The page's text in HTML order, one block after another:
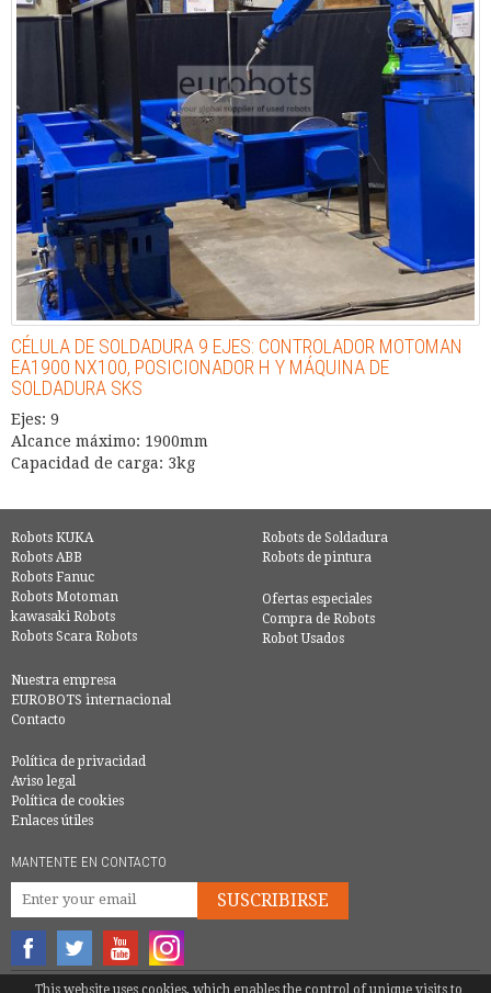
CÉLULA DE SOLDADURA 9 EJES: CONTROLADOR MOTOMAN
EA1900 NX100, POSICIONADOR H Y MÁQUINA DE
SOLDADURA SKS
Ejes: 9
Alcance máximo: 1900mm
Capacidad de carga: 3kg
Robots KUKA
Robots ABB
Robots Fanuc
Robots Motoman
kawasaki Robots
Robots Scara Robots
Robots de Soldadura
Robots de pintura
Ofertas especiales
Compra de Robots
Robot Usados
Nuestra empresa
EUROBOTS internacional
Contacto
Política de privacidad
Aviso legal
Política de cookies
Enlaces útiles
MANTENTE EN CONTACTO
SUSCRIBIRSE
This website uses cookies, which enables the control of unique visits to